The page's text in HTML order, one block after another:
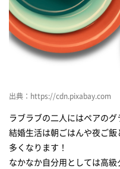
出典：https://cdn.pixabay.com
ラブラブの二人にはペアの
結婚生活は朝ごはんや夜ご
多くなります！
なかなか自分用としては高